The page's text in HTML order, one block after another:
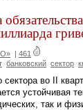
| 461
банковский сектор
сектора во II
устойчивая
так и